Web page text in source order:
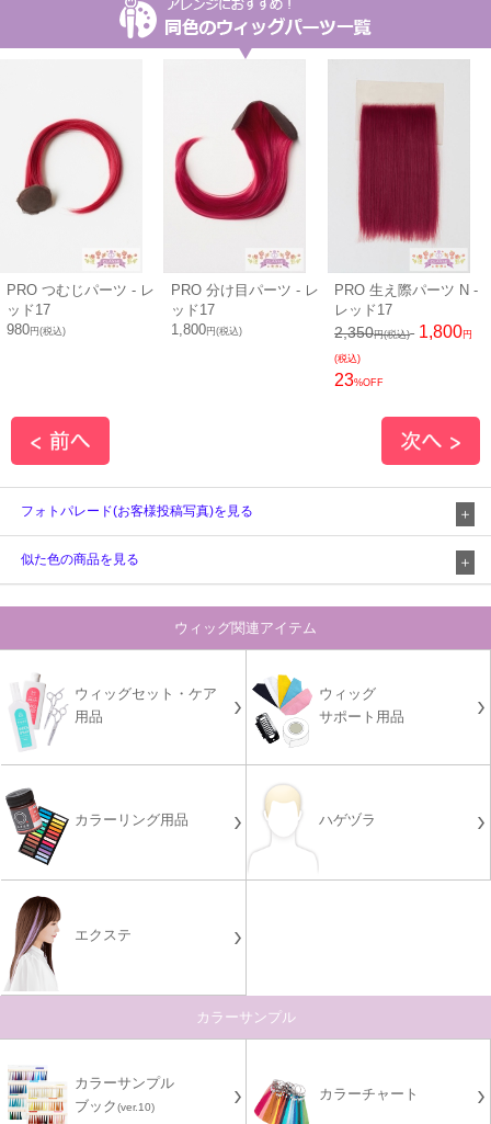
PRO つむじパーツ - レ
ッド17
980円(税込)
PRO 分け目パーツ - レ
ッド17
1,800円(税込)
PRO 生え際パーツ N -
レッド17
2,350円(税込) 1,800円
(税込)
23%OFF
フォトパレード(お客様投稿写真)を見る
似た色の商品を見る
ウィッグ関連アイテム
ウィッグセット・ケア
用品
ウィッグ
サポート用品
カラーリング用品 ハゲヅラ
エクステ
カラーサンプル
カラーサンプル
ブック(ver.10)
カラーチャート